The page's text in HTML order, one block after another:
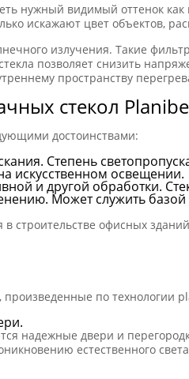
нужный видимый оттенок как
искажают цвет объектов,
излучения. Такие
позволяет снизить
пространству
стекол
достоинствами:
Степень
искусственном освещении.
и другой обработки.
Может служить базой
в строительстве офисных
по технологии
надежные двери и
естественного